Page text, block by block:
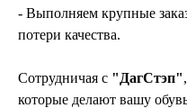
- Выполняем крупные
потери качества.
Сотрудничая с "ДагСтэп"
которые делают вашу